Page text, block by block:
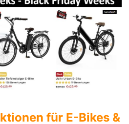
für E-Bikes &